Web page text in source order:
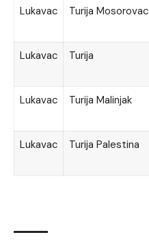
Lukavac Turija Mosorovac
Lukavac
Turija
Lukavac
Turija Malinjak
Lukavac
Turija Palestina